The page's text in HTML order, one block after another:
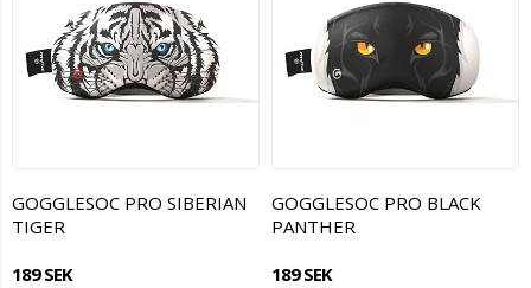
GOGGLESOC PRO SIBERIAN
TIGER
189 SEK
GOGGLESOC PRO BLACK
PANTHER
189 SEK